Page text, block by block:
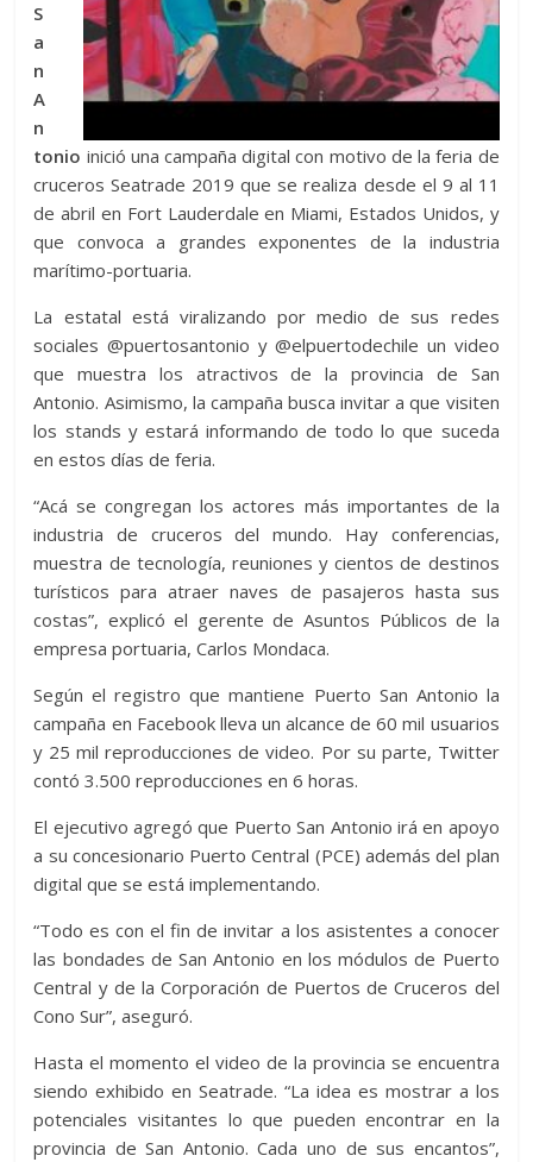
S
a
n
A
n
tonio inició una campaña digital con motivo de la feria de
cruceros Seatrade 2019 que se realiza desde el 9 al 11
de abril en Fort Lauderdale en Miami, Estados Unidos, y
que convoca a grandes exponentes de la industria
marítimo-portuaria.
La estatal está viralizando por medio de sus redes
sociales @puertosantonio y @elpuertodechile un video
que muestra los atractivos de la provincia de San
Antonio. Asimismo, la campaña busca invitar a que visiten
los stands y estará informando de todo lo que suceda
en estos días de feria.
“Acá se congregan los actores más importantes de la
industria de cruceros del mundo. Hay conferencias,
muestra de tecnología, reuniones y cientos de destinos
turísticos para atraer naves de pasajeros hasta sus
costas”, explicó el gerente de Asuntos Públicos de la
empresa portuaria, Carlos Mondaca.
Según el registro que mantiene Puerto San Antonio la
campaña en Facebook lleva un alcance de 60 mil usuarios
y 25 mil reproducciones de video. Por su parte, Twitter
contó 3.500 reproducciones en 6 horas.
El ejecutivo agregó que Puerto San Antonio irá en apoyo
a su concesionario Puerto Central (PCE) además del plan
digital que se está implementando.
“Todo es con el fin de invitar a los asistentes a conocer
las bondades de San Antonio en los módulos de Puerto
Central y de la Corporación de Puertos de Cruceros del
Cono Sur”, aseguró.
Hasta el momento el video de la provincia se encuentra
siendo exhibido en Seatrade. “La idea es mostrar a los
potenciales visitantes lo que pueden encontrar en la
provincia de San Antonio. Cada uno de sus encantos”,